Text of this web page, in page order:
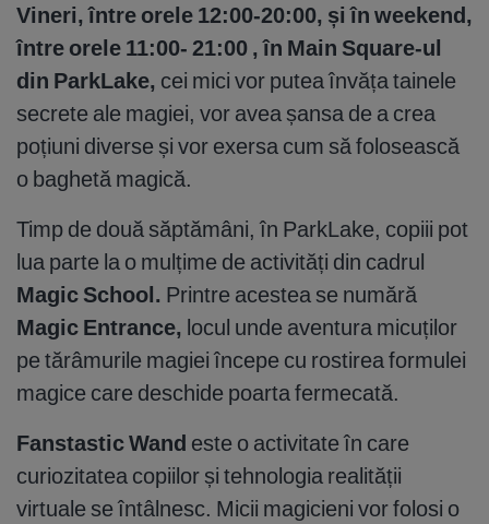
Vineri, între orele 12:00-20:00, și în weekend,
între orele 11:00- 21:00 , în Main Square-ul
din ParkLake, cei mici vor putea învăța tainele
secrete ale magiei, vor avea șansa de a crea
poțiuni diverse și vor exersa cum să folosească
o baghetă magică.
Timp de două săptămâni, în ParkLake, copiii pot
lua parte la o mulțime de activități din cadrul
Magic School. Printre acestea se numără
Magic Entrance, locul unde aventura micuților
pe tărâmurile magiei începe cu rostirea formulei
magice care deschide poarta fermecată.
Fanstastic Wand este o activitate în care
curiozitatea copiilor și tehnologia realității
virtuale se întâlnesc. Micii magicieni vor folosi o